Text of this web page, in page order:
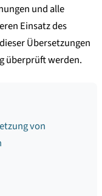
und alle
Einsatz des
Übersetzungen
überprüft werden.
von